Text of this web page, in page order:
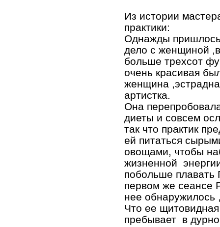
Из истории
практики:
Однажды
дело с женщиной
больше трехсот
очень красивая
женщина
артистка.
Она
диеты и совсем
так что практик
ей питаться
овощами, чтобы
жизненной
побольше плавать
первом же сеансе
нее обнаружилось
Что ее
пребывает в